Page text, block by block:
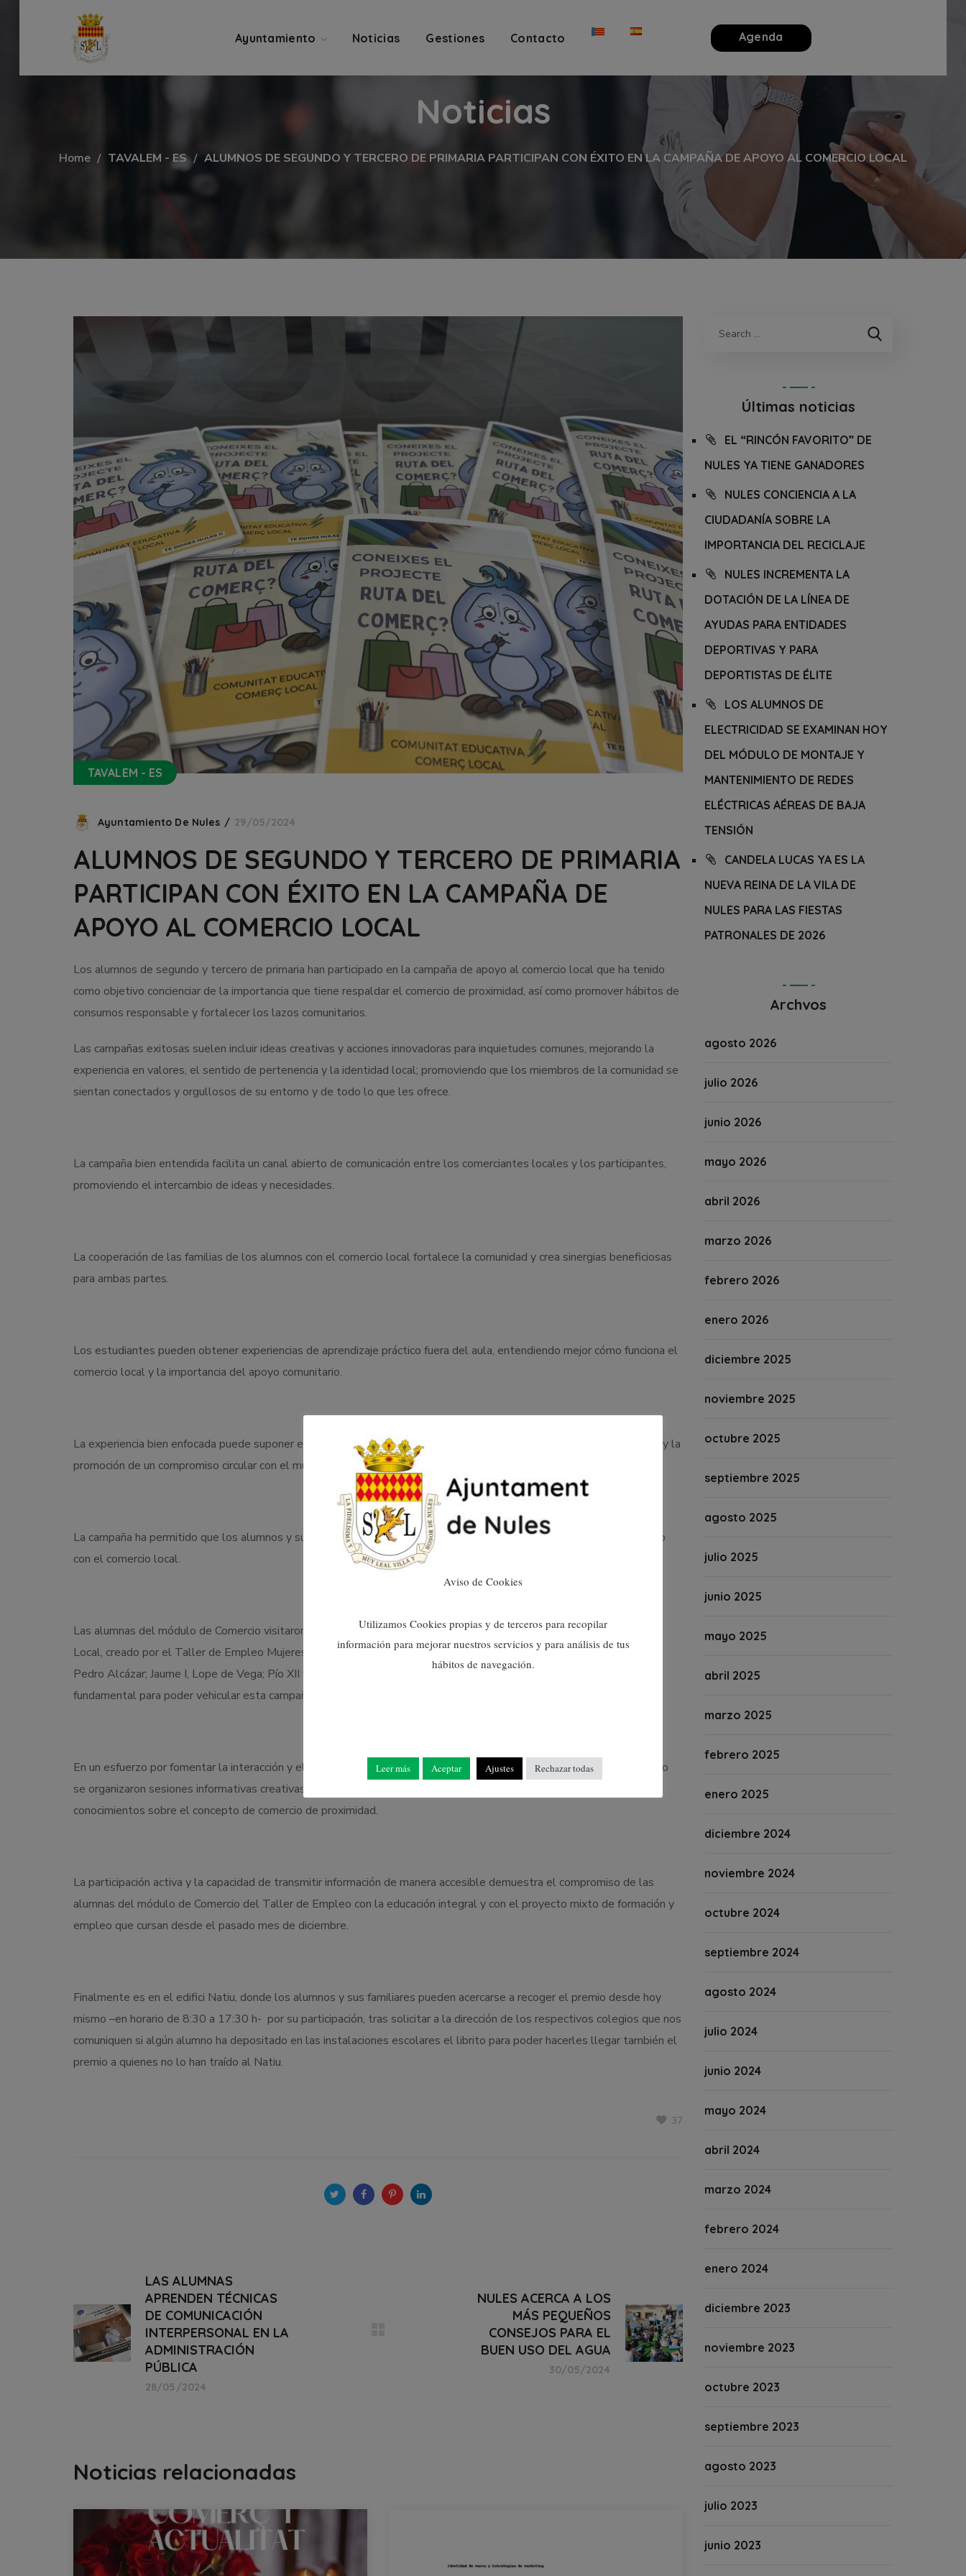
Ayuntamiento Noticias Gestiones Contacto Agenda
Noticias
Home TAVALEM - ES ALUMNOS DE SEGUNDO Y TERCERO DE PRIMARIA PARTICIPAN CON ÉXITO EN LA CAMPAÑA DE APOYO AL COMERCIO LOCAL
TAVALEM - ES
Ayuntamiento De Nules 29/05/2024
ALUMNOS DE SEGUNDO Y TERCERO DE PRIMARIA
PARTICIPAN CON ÉXITO EN LA CAMPAÑA DE
APOYO AL COMERCIO LOCAL
Los alumnos de segundo y tercero de primaria han participado en la campaña de apoyo al comercio local que ha tenido
como objetivo concienciar de la importancia que tiene respaldar el comercio de proximidad, así como promover hábitos de
consumos responsable y fortalecer los lazos comunitarios.
Las campañas exitosas suelen incluir ideas creativas y acciones innovadoras para inquietudes comunes, mejorando la
experiencia en valores, el sentido de pertenencia y la identidad local; promoviendo que los miembros de la comunidad se
sientan conectados y orgullosos de su entorno y de todo lo que les ofrece.
La campaña bien entendida facilita un canal abierto de comunicación entre los comerciantes locales y los participantes,
promoviendo el intercambio de ideas y necesidades.
La cooperación de las familias de los alumnos con el comercio local fortalece la comunidad y crea sinergias beneficiosas
para ambas partes.
Los estudiantes pueden obtener experiencias de aprendizaje práctico fuera del aula, entendiendo mejor cómo funciona el
comercio local y la importancia del apoyo comunitario.
La experiencia bien enfocada puede suponer el fomento de prácticas sostenibles, como el apoyo a productos locales y la
promoción de un compromiso circular con el municipio.
La campaña ha permitido que los alumnos y sus familias puedan poner en valor su participación activa y su compromiso
con el comercio local.
Las alumnas del módulo de Comercio visitaron todos los colegios del municipio para explicar esta Ruta del Comercio
Local, creado por el Taller de Empleo Mujeres Nules. La colaboración de los seis colegios de Nules: Cervantes; Nou
Pedro Alcázar; Jaume I, Lope de Vega; Pío XII y Nuestra Señora de la Consolación en la difusión de la campaña ha sido
fundamental para poder vehicular esta campaña con la comunidad escolar.
En un esfuerzo por fomentar la interacción y el aprendizaje entre diferentes niveles educativos, en el Taller de Empleo
se organizaron sesiones informativas creativas y participativas. Utilizando un enfoque lúdico y didáctico compartieron
conocimientos sobre el concepto de comercio de proximidad.
La participación activa y la capacidad de transmitir información de manera accesible demuestra el compromiso de las
alumnas del módulo de Comercio del Taller de Empleo con la educación integral y con el proyecto mixto de formación y
empleo que cursan desde el pasado mes de diciembre.
Finalmente es en el edifici Natiu, donde los alumnos y sus familiares pueden acercarse a recoger el premio desde hoy
mismo –en horario de 8:30 a 17:30 h- por su participación, tras solicitar a la dirección de los respectivos colegios que nos
comuniquen si algún alumno ha depositado en las instalaciones escolares el librito para poder hacerles llegar también el
premio a quienes no lo han traído al Natiu.
37
LAS ALUMNAS
APRENDEN TÉCNICAS
DE COMUNICACIÓN
INTERPERSONAL EN LA
ADMINISTRACIÓN
PÚBLICA
28/05/2024
NULES ACERCA A LOS
MÁS PEQUEÑOS
CONSEJOS PARA EL
BUEN USO DEL AGUA
30/05/2024
Noticias relacionadas
Últimas noticias
EL “RINCÓN FAVORITO” DE
NULES YA TIENE GANADORES
NULES CONCIENCIA A LA
CIUDADANÍA SOBRE LA
IMPORTANCIA DEL RECICLAJE
NULES INCREMENTA LA
DOTACIÓN DE LA LÍNEA DE
AYUDAS PARA ENTIDADES
DEPORTIVAS Y PARA
DEPORTISTAS DE ÉLITE
LOS ALUMNOS DE
ELECTRICIDAD SE EXAMINAN HOY
DEL MÓDULO DE MONTAJE Y
MANTENIMIENTO DE REDES
ELÉCTRICAS AÉREAS DE BAJA
TENSIÓN
CANDELA LUCAS YA ES LA
NUEVA REINA DE LA VILA DE
NULES PARA LAS FIESTAS
PATRONALES DE 2026
Archvos
agosto 2026
julio 2026
junio 2026
mayo 2026
abril 2026
marzo 2026
febrero 2026
enero 2026
diciembre 2025
noviembre 2025
octubre 2025
septiembre 2025
agosto 2025
julio 2025
junio 2025
mayo 2025
abril 2025
marzo 2025
febrero 2025
enero 2025
diciembre 2024
noviembre 2024
octubre 2024
septiembre 2024
agosto 2024
julio 2024
junio 2024
mayo 2024
abril 2024
marzo 2024
febrero 2024
enero 2024
diciembre 2023
noviembre 2023
octubre 2023
septiembre 2023
agosto 2023
julio 2023
junio 2023
Aviso de Cookies
Utilizamos Cookies propias y de terceros para recopilar
información para mejorar nuestros servicios y para análisis de tus
hábitos de navegación.
Leer más Aceptar Ajustes Rechazar todas